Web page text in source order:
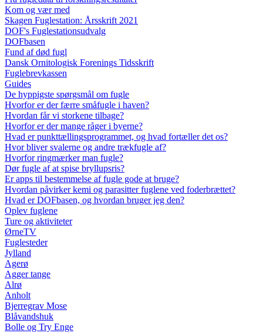
Kom og vær med
Skagen Fuglestation: Årsskrift 2021
DOF's Fuglestationsudvalg
DOFbasen
Fund af død fugl
Dansk Ornitologisk Forenings Tidsskrift
Fuglebrevkassen
Guides
De hyppigste spørgsmål om fugle
Hvorfor er der færre småfugle i haven?
Hvordan får vi storkene tilbage?
Hvorfor er der mange råger i byerne?
Hvad er punkttællingsprogrammet, og hvad fortæller det os?
Hvor bliver svalerne og andre trækfugle af?
Hvorfor ringmærker man fugle?
Dør fugle af at spise bryllupsris?
Er apps til bestemmelse af fugle gode at bruge?
Hvordan påvirker kemi og parasitter fuglene ved foderbrættet?
Hvad er DOFbasen, og hvordan bruger jeg den?
Oplev fuglene
Ture og aktiviteter
ØrneTV
Fuglesteder
Jylland
Agerø
Agger tange
Alrø
Anholt
Bjerregrav Mose
Blåvandshuk
Bolle og Try Enge